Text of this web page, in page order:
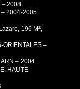
– 2008
2004-2005
196 M²,
ORIENTALES –
– 2004
HAUTE-